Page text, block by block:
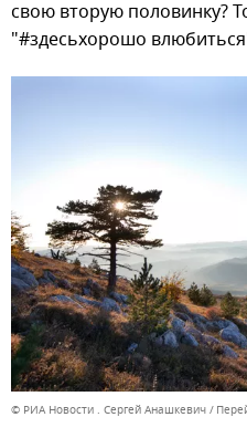
свою вторую половинку?
"#здесьхорошо
© РИА Новости . Сергей Анашкевич